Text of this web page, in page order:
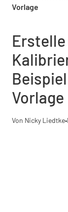
Vorlage
Erstelle
Vorlage
Von Nicky Liedtke•